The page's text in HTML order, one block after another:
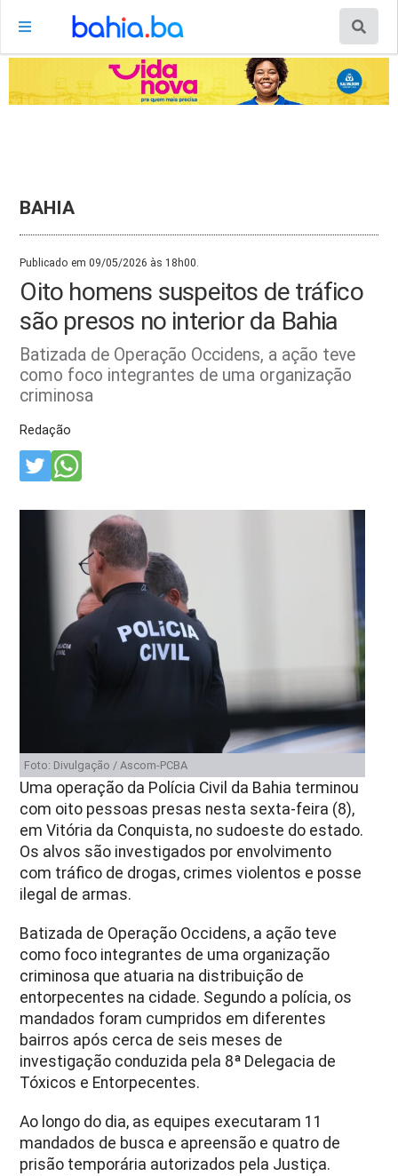
BAHIA
Publicado em 09/05/2026 às 18h00.
Oito homens suspeitos de tráfico
são presos no interior da Bahia
Batizada de Operação Occidens, a ação teve
como foco integrantes de uma organização
criminosa
Redação
Foto: Divulgação / Ascom-PCBA
Uma operação da Polícia Civil da Bahia terminou
com oito pessoas presas nesta sexta-feira (8),
emVitória da Conquista, no sudoeste do estado.
Os alvos são investigados por envolvimento
com tráfico de drogas, crimes violentos e posse
ilegal de armas.
Batizada de Operação Occidens, a ação teve
como foco integrantes de uma organização
criminosa que atuaria na distribuição de
entorpecentes na cidade. Segundo a polícia, os
mandados foram cumpridos em diferentes
bairros após cerca de seis meses de
investigação conduzida pela 8ª Delegacia de
Tóxicos e Entorpecentes.
Ao longo do dia, as equipes executaram 11
mandados de busca e apreensão e quatro de
prisão temporária autorizados pela Justiça.